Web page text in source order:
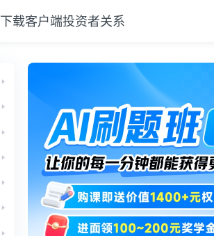
下载客户端投资者关系